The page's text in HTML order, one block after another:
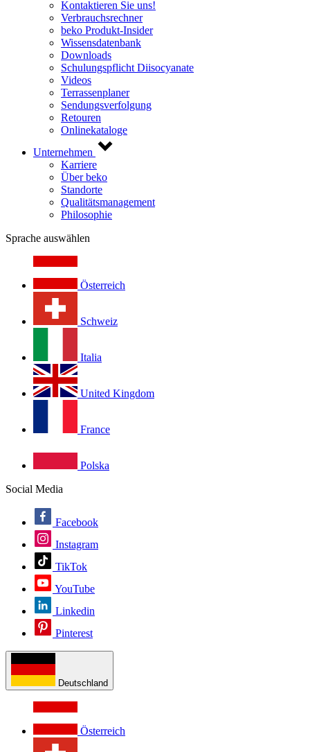
Kontaktieren Sie uns!
Verbrauchsrechner
beko Produkt-Insider
Wissensdatenbank
Downloads
Schulungspflicht Diisocyanate
Videos
Terrassenplaner
Sendungsverfolgung
Retouren
Onlinekataloge
Unternehmen
Karriere
Über beko
Standorte
Qualitätsmanagement
Philosophie
Sprache auswählen
Österreich
Schweiz
Italia
United Kingdom
France
Polska
Social Media
Facebook
Instagram
TikTok
YouTube
Linkedin
Pinterest
Deutschland
Österreich